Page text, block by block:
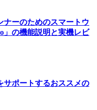
ナーのためのスマートウ
」の機能説明と実機レビ
サポートするおススメの